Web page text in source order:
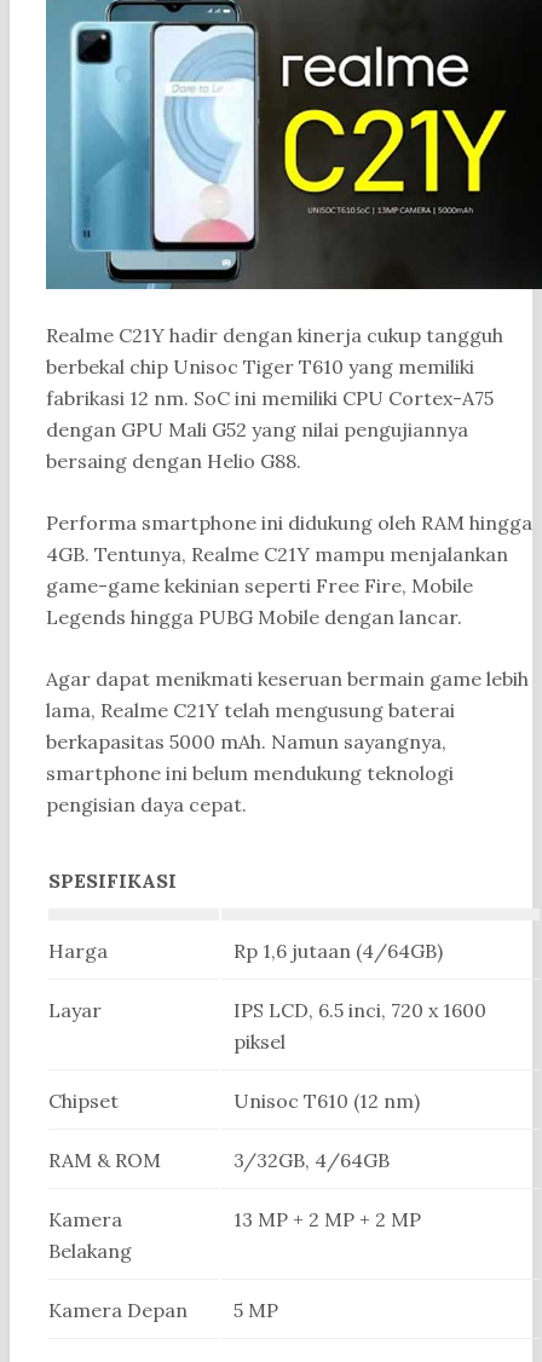
Realme C21Y hadir dengan kinerja cukup tangguh
berbekal chip Unisoc Tiger T610 yang memiliki
fabrikasi 12 nm. SoC ini memiliki CPU Cortex-A75
dengan GPU Mali G52 yang nilai pengujiannya
bersaing dengan Helio G88.
Performa smartphone ini didukung oleh RAM hingga
4GB. Tentunya, Realme C21Y mampu menjalankan
game-game kekinian seperti Free Fire, Mobile
Legends hingga PUBG Mobile dengan lancar.
Agar dapat menikmati keseruan bermain game lebih
lama, Realme C21Y telah mengusung baterai
berkapasitas 5000 mAh. Namun sayangnya,
smartphone ini belum mendukung teknologi
pengisian daya cepat.
SPESIFIKASI
Harga Rp 1,6 jutaan (4/64GB)
Layar
IPS LCD, 6.5 inci, 720 x 1600
piksel
Chipset Unisoc T610 (12 nm)
RAM & ROM 3/32GB, 4/64GB
Kamera
Belakang
13 MP + 2 MP + 2 MP
Kamera Depan 5 MP